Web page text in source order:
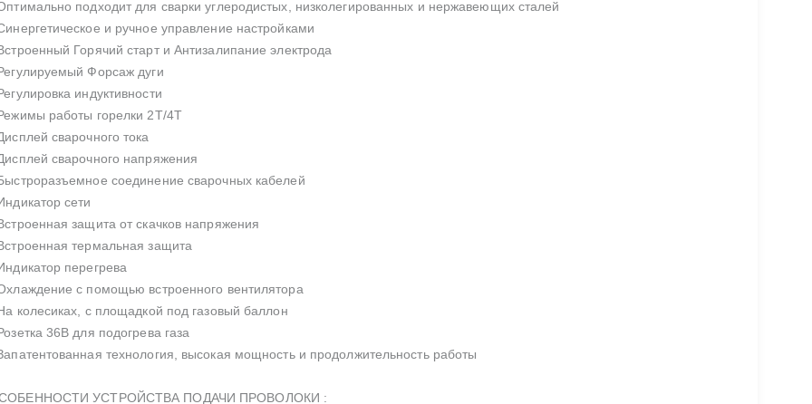
подходит для сварки углеродистых, низколегированных и нержавеющих сталей
и ручное управление настройками
Горячий старт и Антизалипание электрода
Форсаж дуги
индуктивности
работы горелки 2Т/4Т
сварочного тока
сварочного напряжения
соединение сварочных кабелей
сети
защита от скачков напряжения
термальная защита
перегрева
с помощью встроенного вентилятора
колесиках, с площадкой под газовый баллон
36В для подогрева газа
технология, высокая мощность и продолжительность работы
УСТРОЙСТВА ПОДАЧИ ПРОВОЛОКИ :